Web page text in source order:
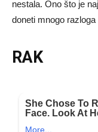
nestala. Ono što je
doneti mnogo
RAK